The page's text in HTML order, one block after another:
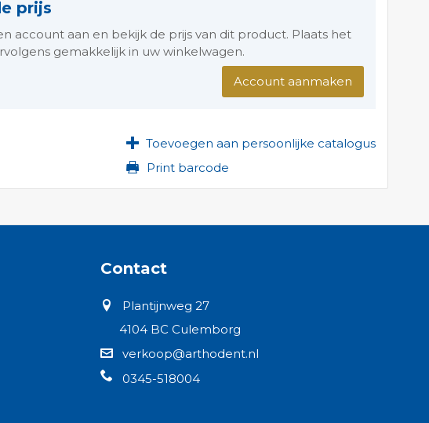
prijs
account aan en bekijk de prijs van dit product. Plaats het
gemakkelijk in uw winkelwagen.
Account aanmaken
Toevoegen aan persoonlijke catalogus
Print barcode
Contact
Plantijnweg 27
4104 BC Culemborg
verkoop@arthodent.nl
0345-518004